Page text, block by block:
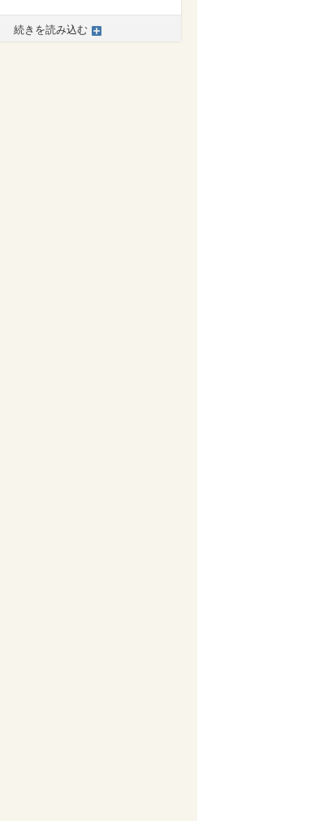
続きを読み込む